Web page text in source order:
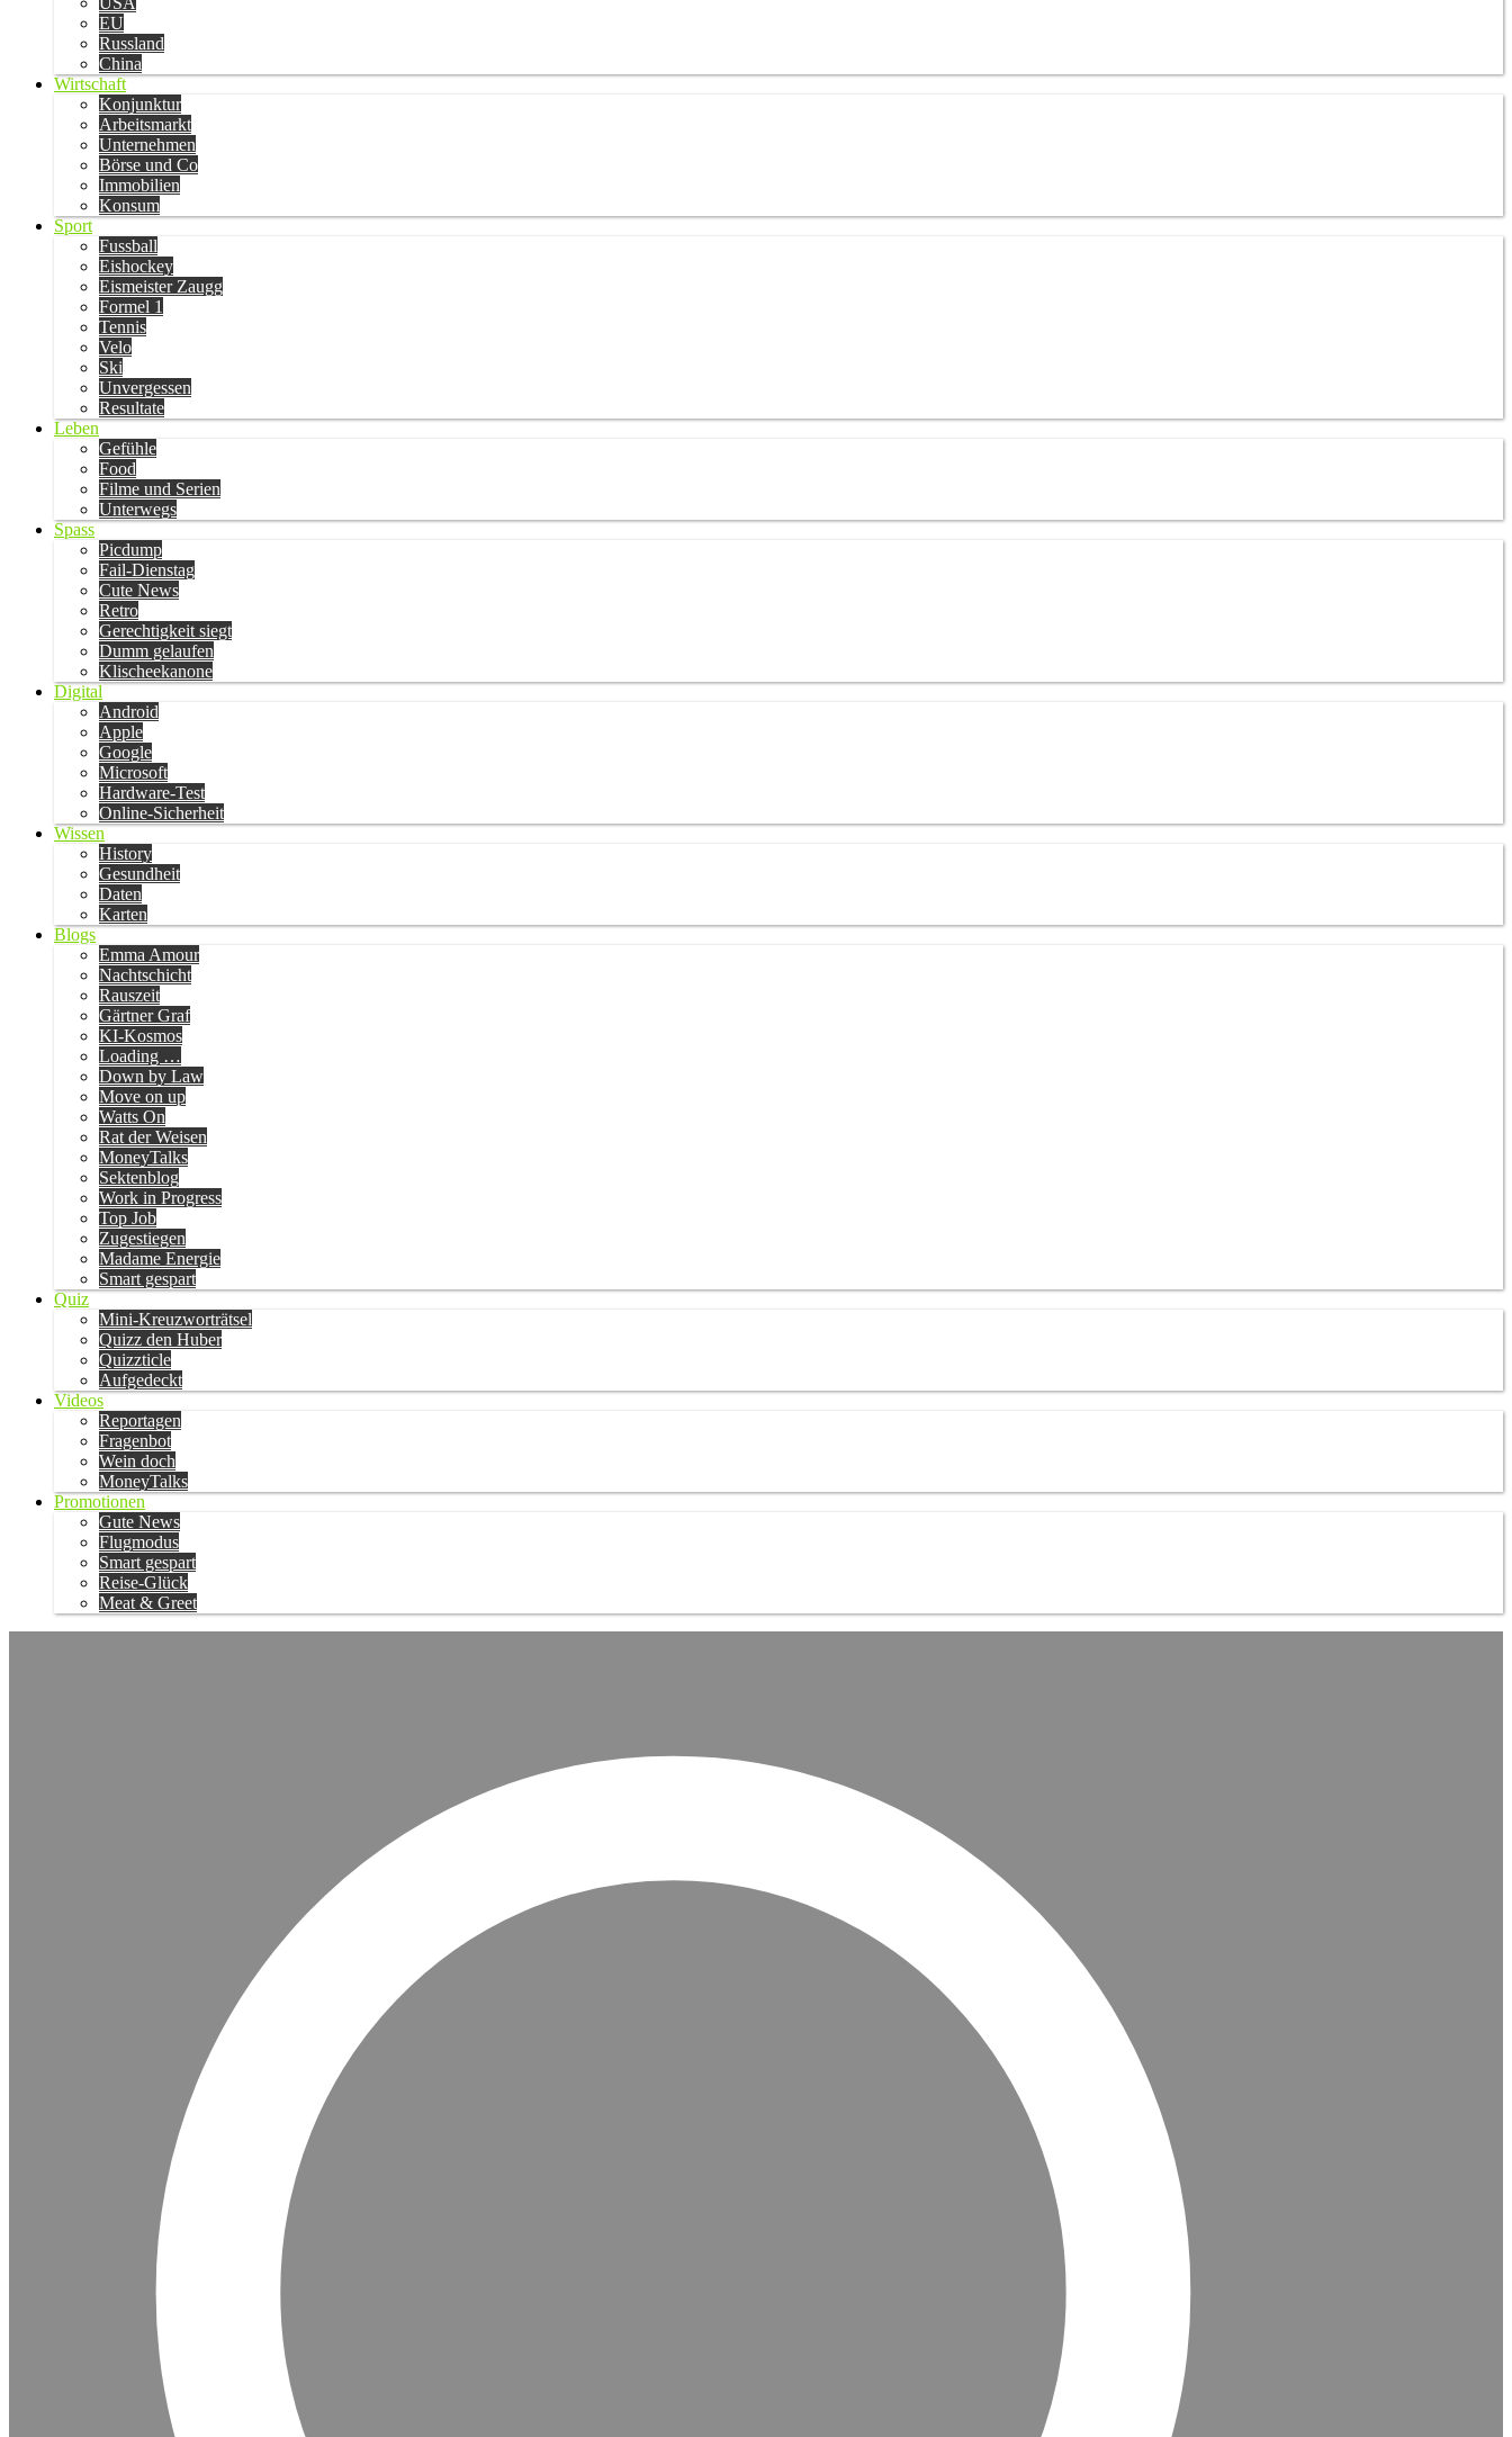
EU
Russland
China
Wirtschaft
Konjunktur
Arbeitsmarkt
Unternehmen
Börse und Co
Immobilien
Konsum
Sport
Fussball
Eishockey
Eismeister Zaugg
Formel 1
Tennis
Velo
Ski
Unvergessen
Resultate
Leben
Gefühle
Food
Filme und Serien
Unterwegs
Spass
Picdump
Fail-Dienstag
Cute News
Retro
Gerechtigkeit siegt
Dumm gelaufen
Klischeekanone
Digital
Android
Apple
Google
Microsoft
Hardware-Test
Online-Sicherheit
Wissen
History
Gesundheit
Daten
Karten
Blogs
Emma Amour
Nachtschicht
Rauszeit
Gärtner Graf
KI-Kosmos
Loading …
Down by Law
Move on up
Watts On
Rat der Weisen
MoneyTalks
Sektenblog
Work in Progress
Top Job
Zugestiegen
Madame Energie
Smart gespart
Quiz
Mini-Kreuzworträtsel
Quizz den Huber
Quizzticle
Aufgedeckt
Videos
Reportagen
Fragenbot
Wein doch
MoneyTalks
Promotionen
Gute News
Flugmodus
Smart gespart
Reise-Glück
Meat & Greet